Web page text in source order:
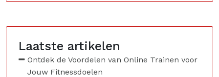
Laatste artikelen
Ontdek de Voordelen van Online Trainen voor
Jouw Fitnessdoelen